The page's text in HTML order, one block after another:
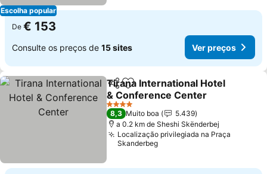
Escolha popular
De € 153
Consulte os preços de 15 sites Ver preços
PartilharAdicionar aos favoritos
Tirana International Hotel
& Conference Center
Ver preços
4 Estrelas
8,3 Muito boa
5.439
a 0.2 km de Sheshi Skënderbej
Localização privilegiada na Praça
Skanderbeg